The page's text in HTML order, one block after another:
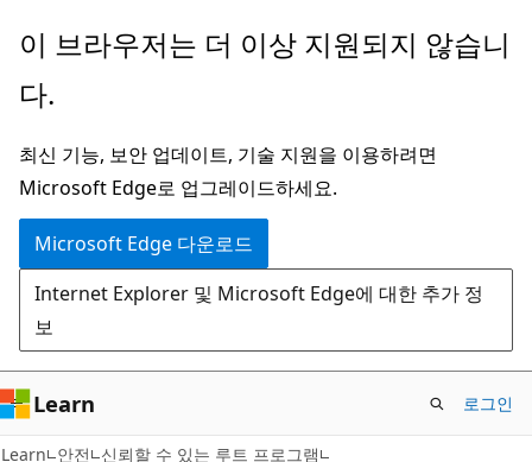
주
콘
츠
로
건
너
뛰
기
이 브라우저는 더 이상 지원되지 않습니
다.
최신 기능, 보안 업데이트, 기술 지원을 이용하려면
Microsoft Edge로 업그레이드하세요.
Microsoft Edge 다운로드
Internet Explorer 및 Microsoft Edge에 대한 추가 정
보
Learn 로그인
Learn 안전 신뢰할 수 있는 루트 프로그램